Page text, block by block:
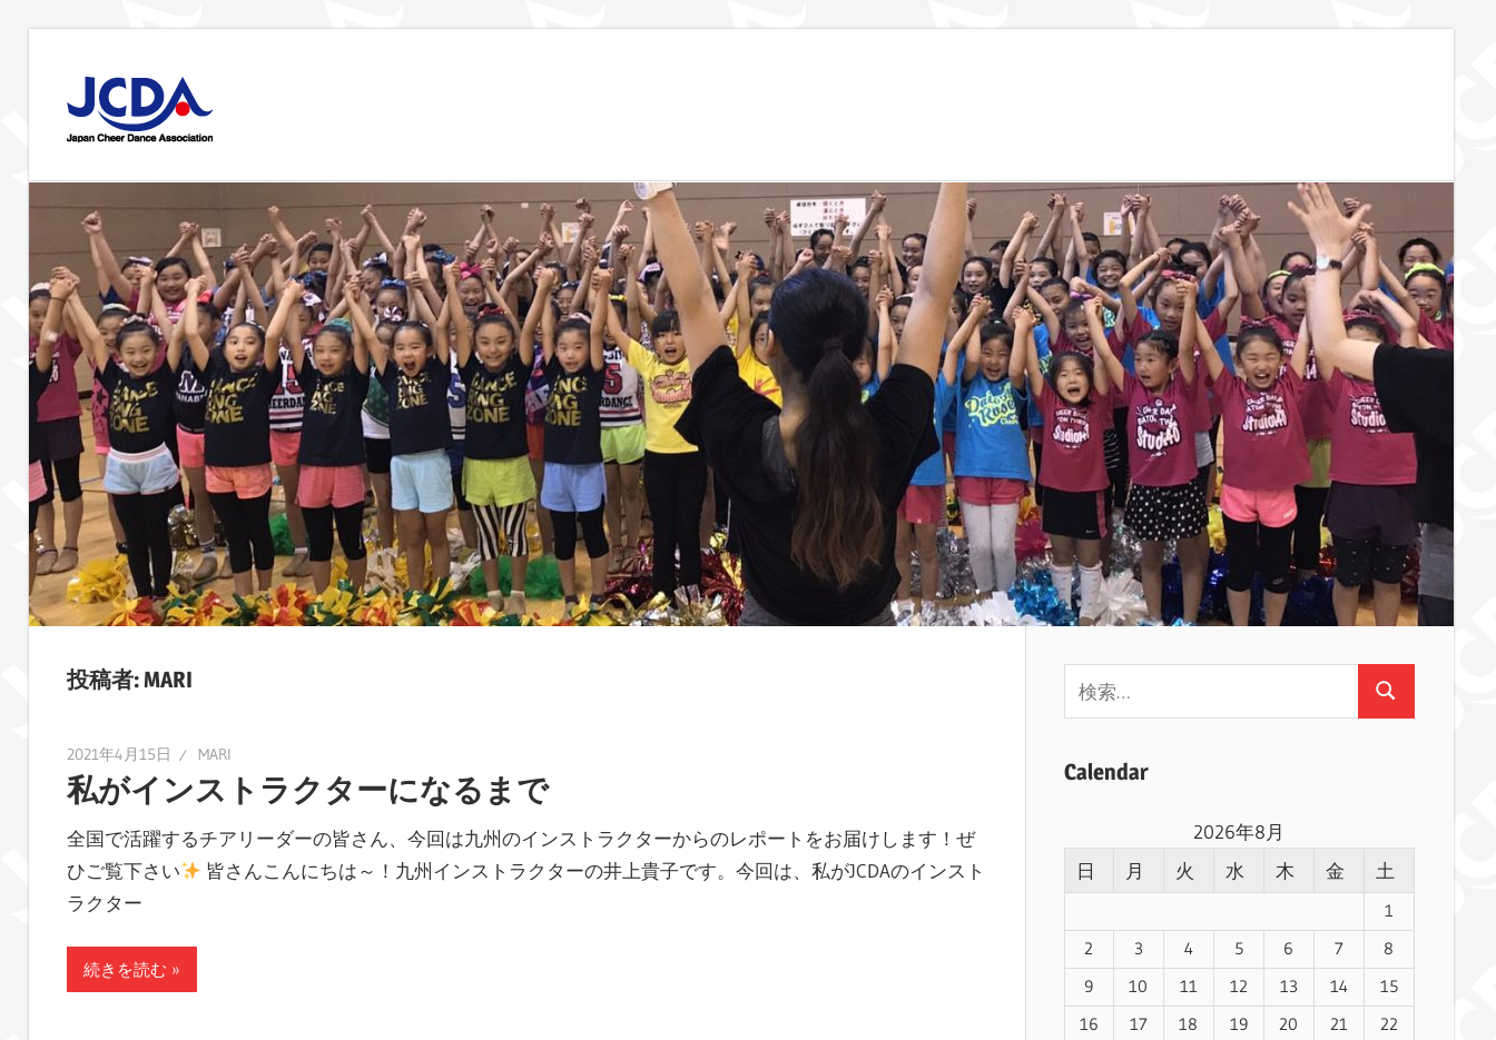
ッ
プ
STAFF
BLOG
の
講
会
や
イ
ベ
ン
ト
を
レ
ポ
ー
ト
ま
投稿者:MARI
2021年4月15日 MARI
私がインストラクターになるまで
全国で活躍するチアリーダーの皆さん、今回は九州のインストラクターからのレポートをお届けします！ぜ
ひご覧下さい
皆さんこんにちは～！九州インストラクターの井上貴子です。今回は、私がJCDAのインスト
ラクター
続きを読む
検
Calendar
2026年8月
日
月 火 水 木 金 土
1
2
3 4 5 6 7
8
9
10 11 12 13 14
15
16
17 18 19 20 21
22